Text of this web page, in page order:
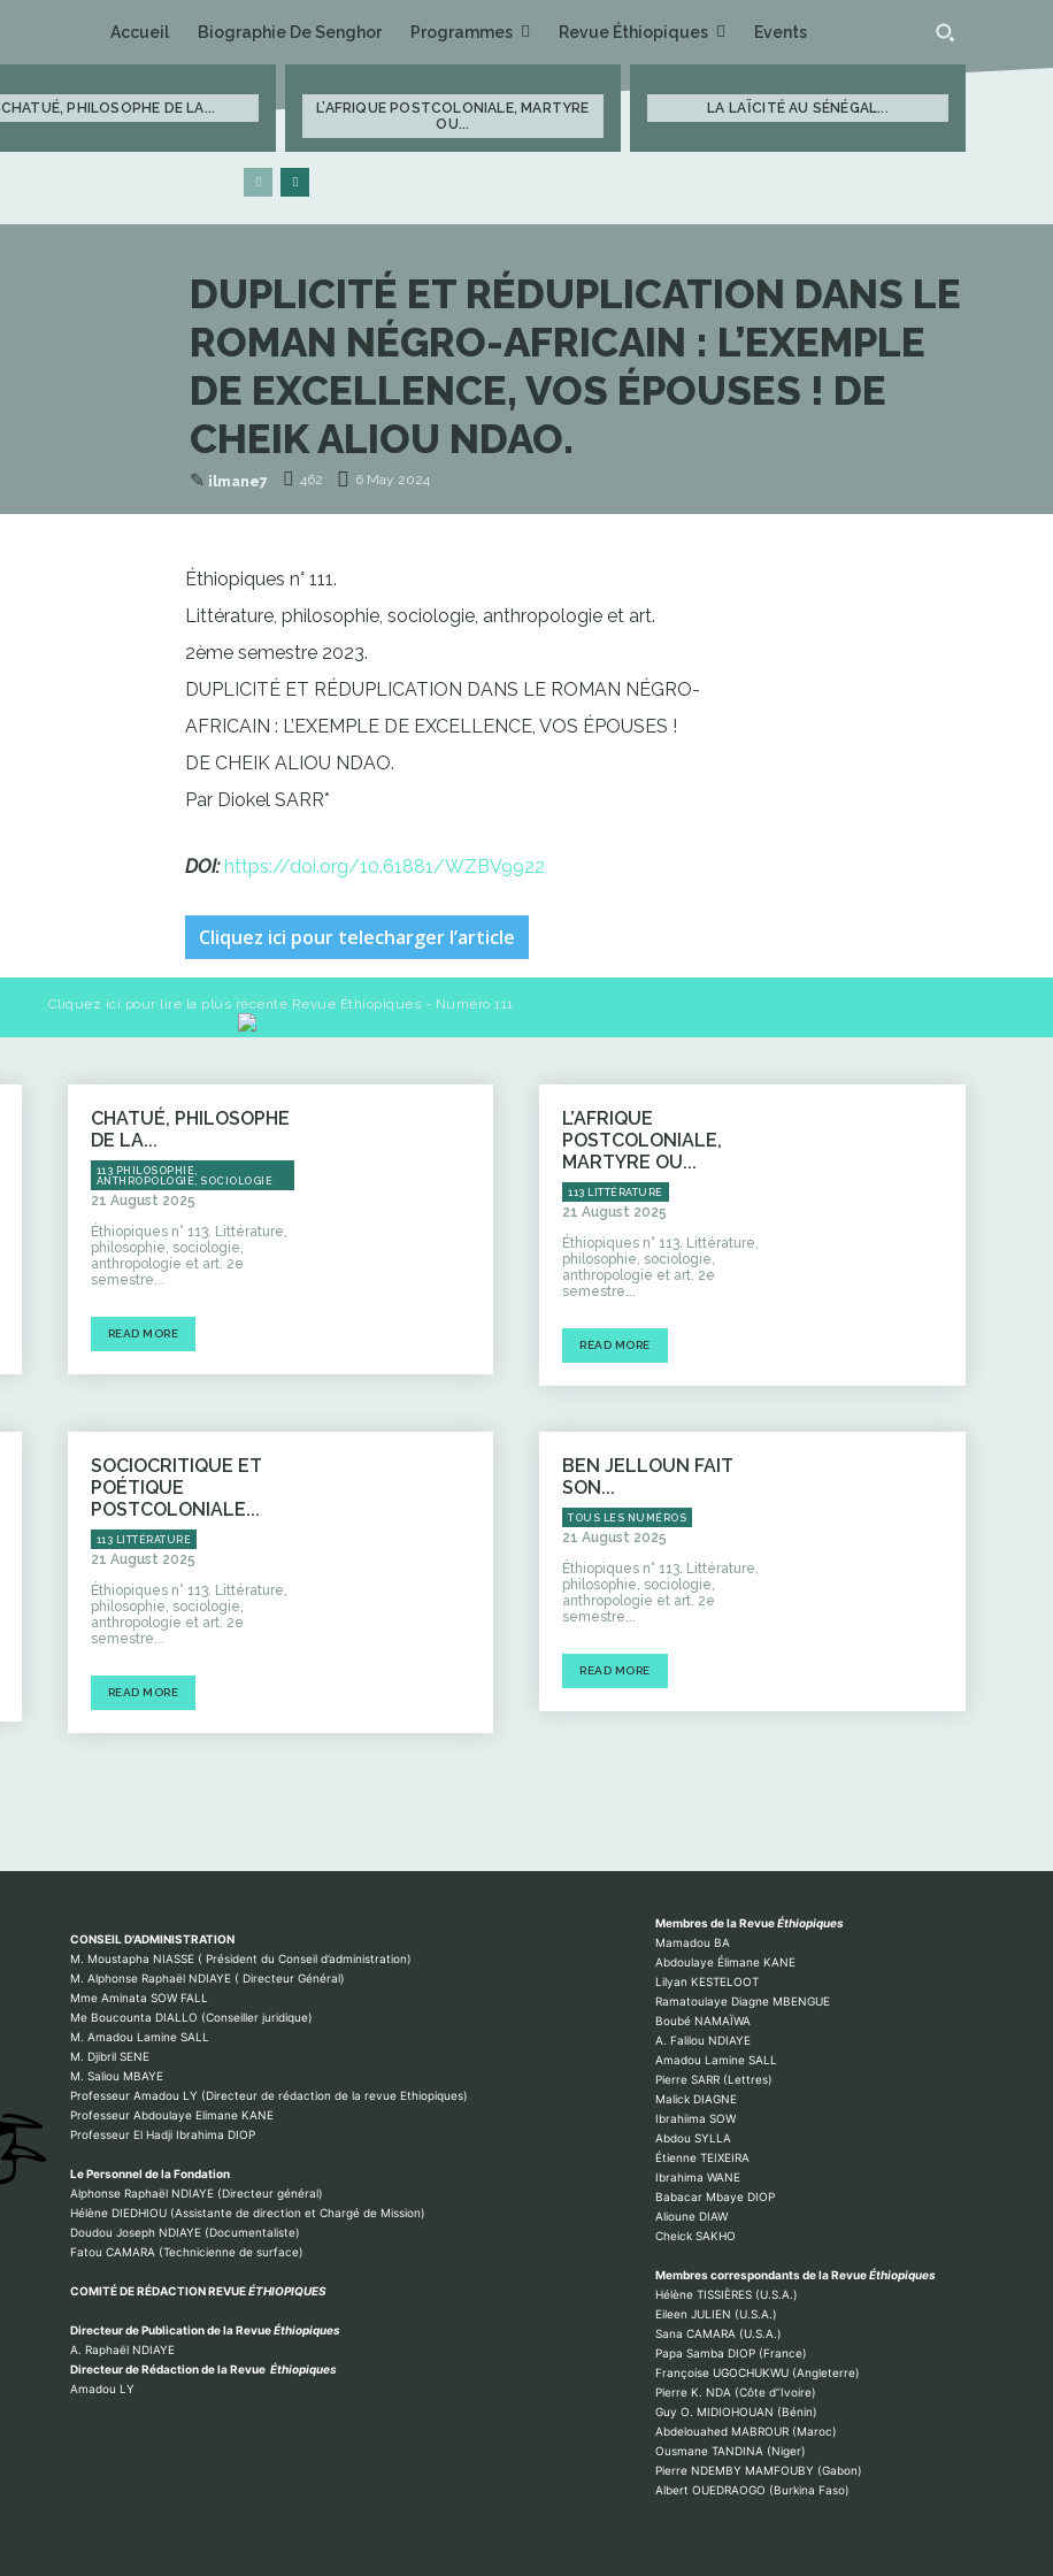
Accueil Biographie De Senghor Programmes Revue Éthiopiques Events
CHATUÉ, PHILOSOPHE DE LA...
L’AFRIQUE POSTCOLONIALE, MARTYRE
OU...
LA LAÏCITÉ AU SÉNÉGAL...
DUPLICITÉ ET RÉDUPLICATION DANS LE
ROMAN NÉGRO-AFRICAIN : L’EXEMPLE
DE EXCELLENCE, VOS ÉPOUSES ! DE
CHEIK ALIOU NDAO.
✎ ilmane7 462 6 May 2024
Éthiopiques n° 111.
Littérature, philosophie, sociologie, anthropologie et art.
2ème semestre 2023.
DUPLICITÉ ET RÉDUPLICATION DANS LE ROMAN NÉGRO-
AFRICAIN : L’EXEMPLE DE EXCELLENCE, VOS ÉPOUSES !
DE CHEIK ALIOU NDAO.
Par Diokel SARR*
DOI:https://doi.org/10.61881/WZBV9922
Cliquez ici pour telecharger l’article
Cliquez ici pour lire la plus récente Revue Éthiopiques - Numéro 111
CHATUÉ, PHILOSOPHE
DE LA...
113 PHILOSOPHIE,
ANTHROPOLOGIE, SOCIOLOGIE
21 August 2025
Éthiopiques n° 113. Littérature,
philosophie, sociologie,
anthropologie et art. 2e
semestre...
READ MORE
L’AFRIQUE
POSTCOLONIALE,
MARTYRE OU...
113 LITTÉRATURE
21 August 2025
Éthiopiques n° 113. Littérature,
philosophie, sociologie,
anthropologie et art. 2e
semestre...
READ MORE
SOCIOCRITIQUE ET
POÉTIQUE
POSTCOLONIALE...
113 LITTÉRATURE
21 August 2025
Éthiopiques n° 113. Littérature,
philosophie, sociologie,
anthropologie et art. 2e
semestre...
READ MORE
BEN JELLOUN FAIT
SON...
TOUS LES NUMÉROS
21 August 2025
Éthiopiques n° 113. Littérature,
philosophie, sociologie,
anthropologie et art. 2e
semestre...
READ MORE
CONSEIL D'ADMINISTRATION
M. Moustapha NIASSE ( Président du Conseil d’administration)
M. Alphonse Raphaël NDIAYE ( Directeur Général)
Mme Aminata SOW FALL
Me Boucounta DIALLO (Conseiller juridique)
M. Amadou Lamine SALL
M. Djibril SENE
M. Saliou MBAYE
Professeur Amadou LY (Directeur de rédaction de la revue Ethiopiques)
Professeur Abdoulaye Elimane KANE
Professeur El Hadji Ibrahima DIOP
Le Personnel de la Fondation
Alphonse Raphaël NDIAYE (Directeur général)
Hélène DIEDHIOU (Assistante de direction et Chargé de Mission)
Doudou Joseph NDIAYE (Documentaliste)
Fatou CAMARA (Technicienne de surface)
COMITÉ DE RÉDACTION REVUEÉTHIOPIQUES
Directeur de Publication de la RevueÉthiopiques
A. Raphaël NDIAYE
Directeur de Rédaction de la RevueÉthiopiques
Amadou LY
Membres de la RevueÉthiopiques
Mamadou BA
Abdoulaye Élimane KANE
Lilyan KESTELOOT
Ramatoulaye Diagne MBENGUE
Boubé NAMAÏWA
A. Falilou NDIAYE
Amadou Lamine SALL
Pierre SARR (Lettres)
Malick DIAGNE
Ibrahiima SOW
Abdou SYLLA
Étienne TEIXEIRA
Ibrahima WANE
Babacar Mbaye DIOP
Alioune DIAW
Cheick SAKHO
Membres correspondants de la RevueÉthiopiques
Hélène TISSIÈRES (U.S.A.)
Eileen JULIEN (U.S.A.)
Sana CAMARA (U.S.A.)
Papa Samba DIOP (France)
Françoise UGOCHUKWU (Angleterre)
Pierre K. NDA (Côte d’’Ivoire)
Guy O. MIDIOHOUAN (Bénin)
Abdelouahed MABROUR (Maroc)
Ousmane TANDINA (Niger)
Pierre NDEMBY MAMFOUBY (Gabon)
Albert OUEDRAOGO (Burkina Faso)